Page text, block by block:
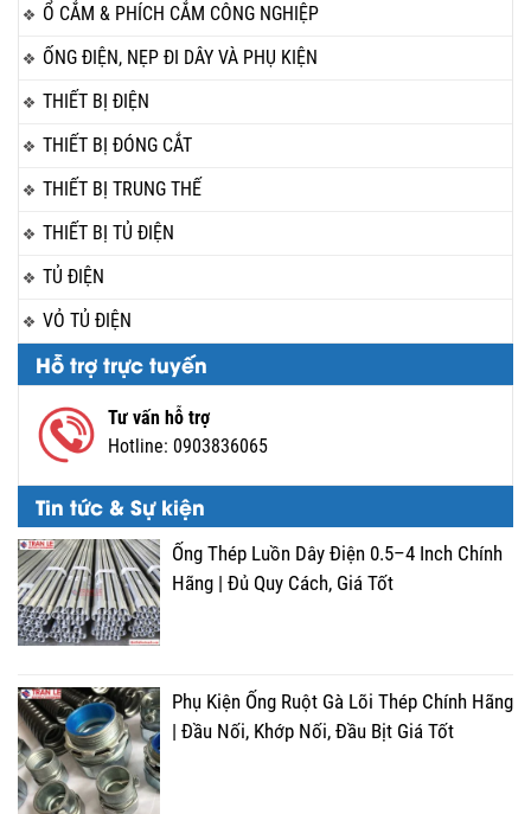
Ổ CẮM & PHÍCH CẮM CÔNG NGHIỆP
ỐNG ĐIỆN, NẸP ĐI DÂY VÀ PHỤ KIỆN
THIẾT BỊ ĐIỆN
THIẾT BỊ ĐÓNG CẮT
THIẾT BỊ TRUNG THẾ
THIẾT BỊ TỦ ĐIỆN
TỦ ĐIỆN
VỎ TỦ ĐIỆN
Hỗ trợ trực tuyến
Tư vấn hỗ trợ
Hotline: 0903836065
Tin tức & Sự kiện
Ống Thép Luồn Dây Điện 0.5–4 Inch Chính
Hãng | Đủ Quy Cách, Giá Tốt
Phụ Kiện Ống Ruột Gà Lõi Thép Chính Hãng
| Đầu Nối, Khớp Nối, Đầu Bịt Giá Tốt